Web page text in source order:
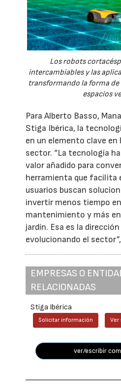
Los robots
intercambiables y las
transformando la forma
espacios
Para Alberto Basso,
Stiga Ibérica, la
en un elemento clave en
sector. “La tecnología
valor añadido para
herramienta que facilita
usuarios buscan
invertir menos tiempo
mantenimiento y más
jardín. Esa es la
evolucionando el
EMPRESAS O
RELACIONADAS
Stiga Ibérica
Solicitar información Ver
ver/escribir